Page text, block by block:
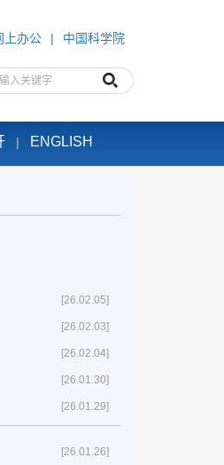
上办公 | 中国科学院
| ENGLISH
[26.02.05]
[26.02.03]
[26.02.04]
[26.01.30]
[26.01.29]
[26.01.26]